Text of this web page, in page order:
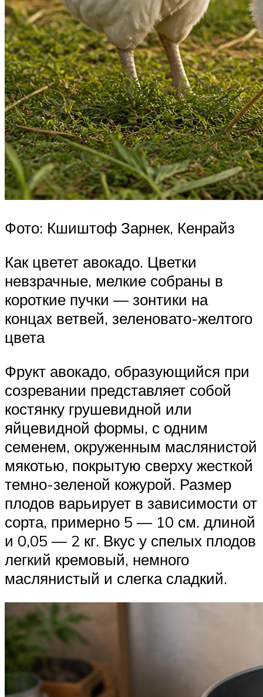
Фото: Кшиштоф Зарнек, Кенрайз
Как цветет авокадо. Цветки
невзрачные, мелкие собраны в
короткие пучки — зонтики на
концах ветвей, зеленовато-желтого
цвета
Фрукт авокадо, образующийся при
созревании представляет собой
костянку грушевидной или
яйцевидной формы, с одним
семенем, окруженным маслянистой
мякотью, покрытую сверху жесткой
темно-зеленой кожурой. Размер
плодов варьирует в зависимости от
сорта, примерно 5 — 10 см. длиной
и 0,05 — 2 кг. Вкус у спелых плодов
легкий кремовый, немного
маслянистый и слегка сладкий.